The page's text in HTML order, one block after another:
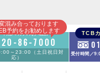
混み合っております
予約をお勧めします
再診の方のお電話
86-7000
～23:00（土日祝日対
応）
TCB
受付時間／